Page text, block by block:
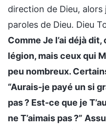
direction de Dieu, alors
paroles de Dieu. Dieu
Comme Je l’ai déjà
légion, mais ceux qui
peu nombreux.
“Aurais-je payé un si
pas ? Est-ce que je
ne T’aimais pas ?”